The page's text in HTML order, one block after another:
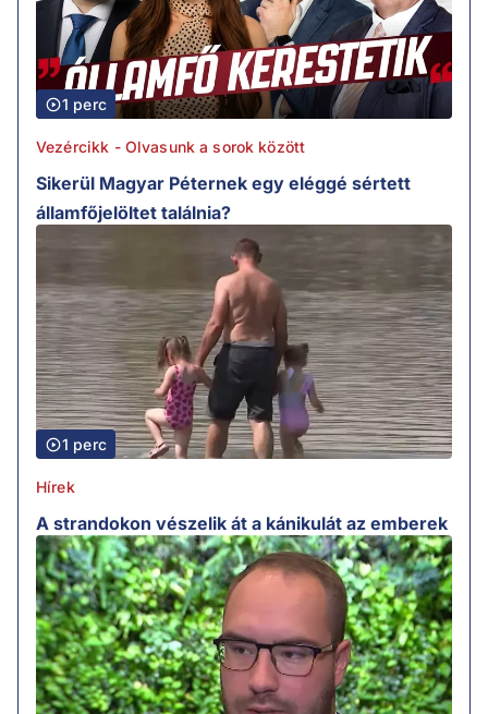
1 perc
Vezércikk - Olvasunk a sorok között
Sikerül Magyar Péternek egy eléggé sértett
államfőjelöltet találnia?
1 perc
Hírek
A strandokon vészelik át a kánikulát az emberek